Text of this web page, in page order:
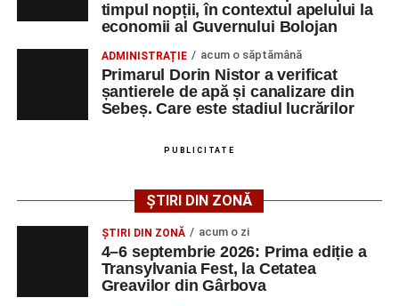
Adaugă-ne ca sursă preferată
Urmărește-ne pe Google News
Ultimele știri din Sebeș
Femeie de 66 de ani, transportată în stare gravă la
strada Dorobanți din Sebeș
Accident pe strada Dorobanți din Sebeș: fermeie
de 66 de ani rănită grav, după ce a fost lovită de o
motocicletă
4–6 septembrie 2026: Prima ediție a Transylvania
timpul nopții, în contextul apelului la
economii al Guvernului Bolojan
ADMINISTRAȚIE acum o săptămână
Primarul Dorin Nistor a verificat
șantierele de apă și canalizare din
Sebeș. Care este stadiul lucrărilor
PUBLICITATE
ȘTIRI DIN ZONĂ
ȘTIRI DIN ZONĂ acum o zi
4–6 septembrie 2026: Prima ediție a
Transylvania Fest, la Cetatea
Greavilor din Gârbova